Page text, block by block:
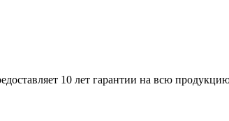
10 лет гарантии на всю